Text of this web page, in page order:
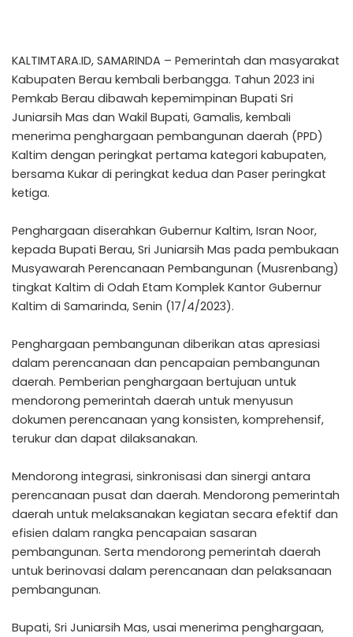
KALTIMTARA.ID, SAMARINDA – Pemerintah dan masyarakat
Kabupaten Berau kembali berbangga. Tahun 2023 ini
Pemkab Berau dibawah kepemimpinan Bupati Sri
Juniarsih Mas dan Wakil Bupati, Gamalis, kembali
menerima penghargaan pembangunan daerah (PPD)
Kaltim dengan peringkat pertama kategori kabupaten,
bersama Kukar di peringkat kedua dan Paser peringkat
ketiga.
Penghargaan diserahkan Gubernur Kaltim, Isran Noor,
kepada Bupati Berau, Sri Juniarsih Mas pada pembukaan
Musyawarah Perencanaan Pembangunan (Musrenbang)
tingkat Kaltim di Odah Etam Komplek Kantor Gubernur
Kaltim di Samarinda, Senin (17/4/2023).
Penghargaan pembangunan diberikan atas apresiasi
dalam perencanaan dan pencapaian pembangunan
daerah. Pemberian penghargaan bertujuan untuk
mendorong pemerintah daerah untuk menyusun
dokumen perencanaan yang konsisten, komprehensif,
terukur dan dapat dilaksanakan.
Mendorong integrasi, sinkronisasi dan sinergi antara
perencanaan pusat dan daerah. Mendorong pemerintah
daerah untuk melaksanakan kegiatan secara efektif dan
efisien dalam rangka pencapaian sasaran
pembangunan. Serta mendorong pemerintah daerah
untuk berinovasi dalam perencanaan dan pelaksanaan
pembangunan.
Bupati, Sri Juniarsih Mas, usai menerima penghargaan,